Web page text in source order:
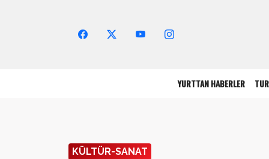
YURTTAN HABERLER
KÜLTÜR-SANAT
Arama Yap!